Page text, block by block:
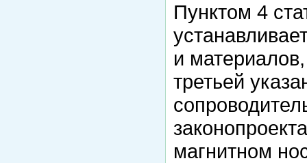
Пунктом 4
и
третьей
магнитном